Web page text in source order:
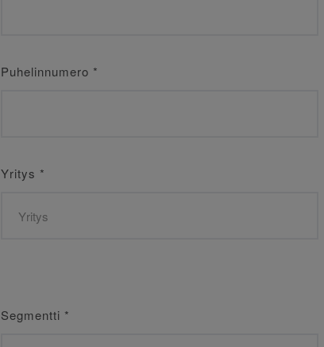
Puhelinnumero *
Yritys *
Segmentti *